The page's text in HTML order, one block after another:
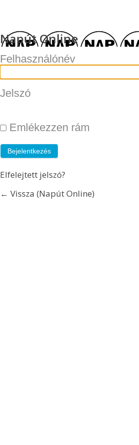
Napút Online
Felhasználónév
Jelszó
Emlékezzen rám
Elfelejtett jelszó?
← Vissza (Napút Online)